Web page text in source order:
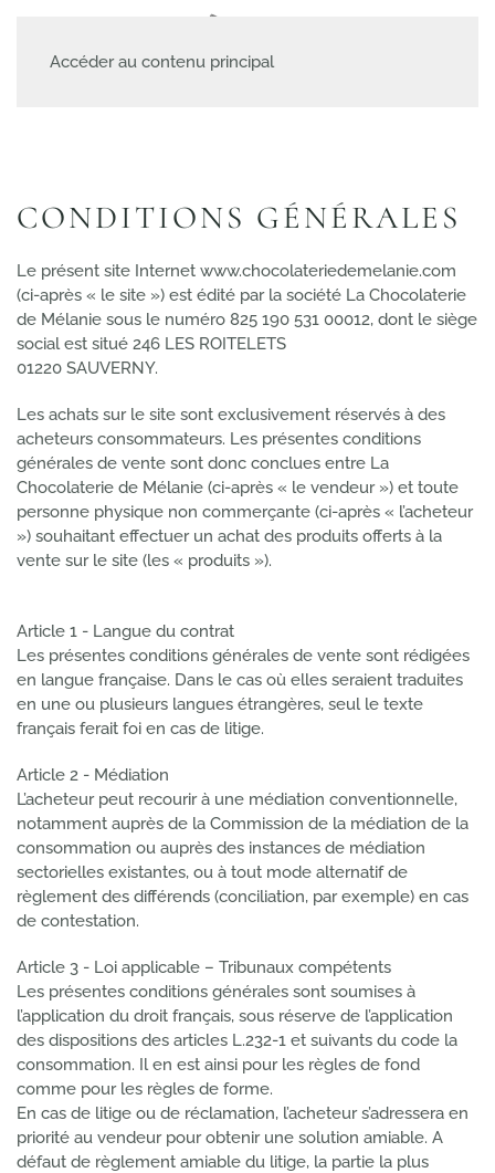
Accéder au contenu principal
CONDITIONS GÉNÉRALES
Le présent site Internet www.chocolateriedemelanie.com
(ci-après « le site ») est édité par la société La Chocolaterie
de Mélanie sous le numéro 825 190 531 00012, dont le siège
social est situé 246 LES ROITELETS
01220 SAUVERNY.
Les achats sur le site sont exclusivement réservés à des
acheteurs consommateurs. Les présentes conditions
générales de vente sont donc conclues entre La
Chocolaterie de Mélanie (ci-après « le vendeur ») et toute
personne physique non commerçante (ci-après « l’acheteur
») souhaitant effectuer un achat des produits offerts à la
vente sur le site (les « produits »).
Article 1 - Langue du contrat
Les présentes conditions générales de vente sont rédigées
en langue française. Dans le cas où elles seraient traduites
en une ou plusieurs langues étrangères, seul le texte
français ferait foi en cas de litige.
Article 2 - Médiation
L’acheteur peut recourir à une médiation conventionnelle,
notamment auprès de la Commission de la médiation de la
consommation ou auprès des instances de médiation
sectorielles existantes, ou à tout mode alternatif de
règlement des différends (conciliation, par exemple) en cas
de contestation.
Article 3 - Loi applicable – Tribunaux compétents
Les présentes conditions générales sont soumises à
l’application du droit français, sous réserve de l’application
des dispositions des articles L.232-1 et suivants du code la
consommation. Il en est ainsi pour les règles de fond
comme pour les règles de forme.
En cas de litige ou de réclamation, l’acheteur s’adressera en
priorité au vendeur pour obtenir une solution amiable. A
défaut de règlement amiable du litige, la partie la plus